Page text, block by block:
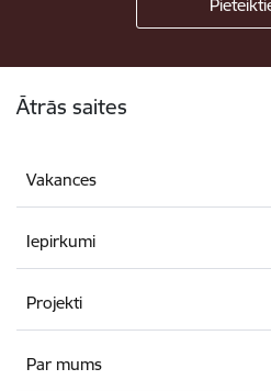
Ātrās saites
Vakances
Iepirkumi
Projekti
Par mums